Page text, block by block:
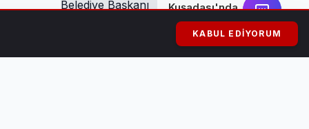
Şehir
Kuşadası'nda
Rüşvet Skandalı:
Belediye Başkanı
Ömer Günel
KABUL EDIYORUM